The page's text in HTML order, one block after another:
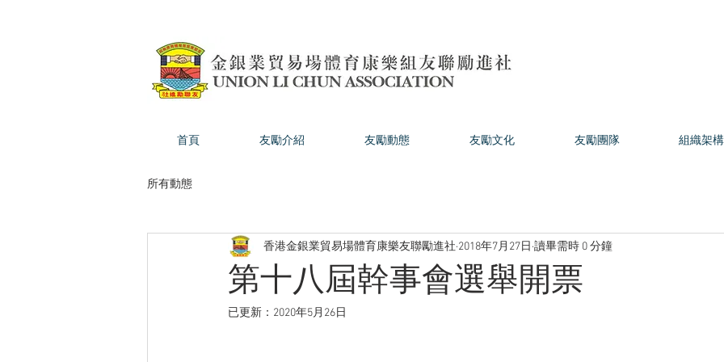
首頁 友勵介紹 友勵動態 友勵文化 友勵團隊 組織架構
所有動態
第十八屆幹事會選舉開票
香港金銀業貿易場體育康樂友聯勵進社 2018年7月27日 讀畢需時 0 分鐘
已更新： 2020年5月26日